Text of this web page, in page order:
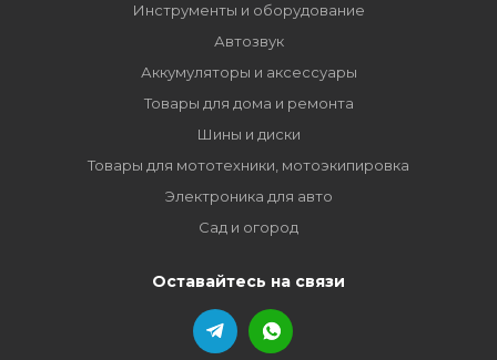
Инструменты и оборудование
Автозвук
Аккумуляторы и аксессуары
Товары для дома и ремонта
Шины и диски
Товары для мототехники, мотоэкипировка
Электроника для авто
Сад и огород
Оставайтесь на связи